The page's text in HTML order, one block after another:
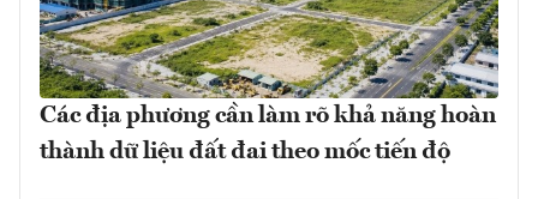
Các địa phương cần làm rõ khả năng hoàn
thành dữ liệu đất đai theo mốc tiến độ